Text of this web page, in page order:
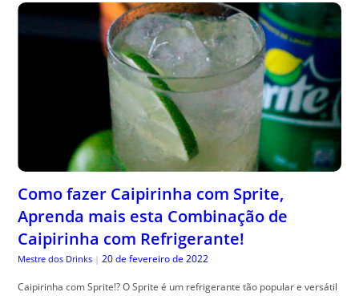
Como fazer Caipirinha com Sprite,
Aprenda mais esta Combinação de
Caipirinha com Refrigerante!
Mestre dos Drinks | 20 de fevereiro de 2022
Caipirinha com Sprite!? O Sprite é um refrigerante tão popular e versátil